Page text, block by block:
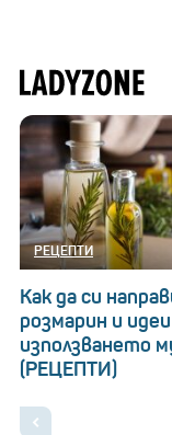
РЕЦЕПТИ
Как да си
розмарин и
използването
(РЕЦЕПТИ)